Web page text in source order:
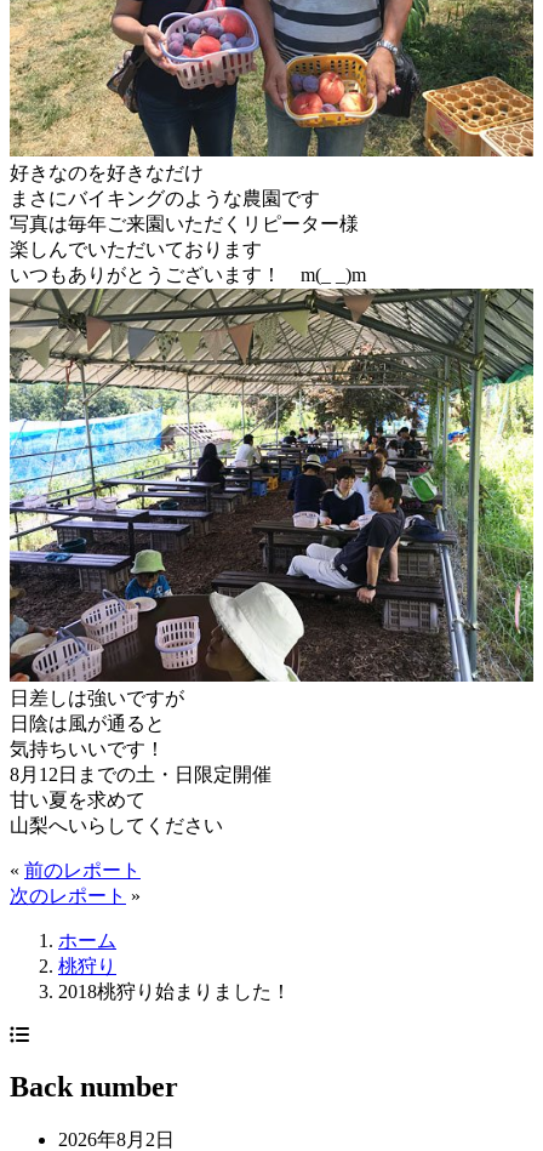
好きなのを好きなだけ
まさにバイキングのような農園です
写真は毎年ご来園いただくリピーター様
楽しんでいただいております
いつもありがとうございます！ m(_ _)m
日差しは強いですが
日陰は風が通ると
気持ちいいです！
8月12日までの土・日限定開催
甘い夏を求めて
山梨へいらしてください
« 前のレポート
次のレポート »
ホーム
桃狩り
2018桃狩り始まりました！
Back number
2026年8月2日